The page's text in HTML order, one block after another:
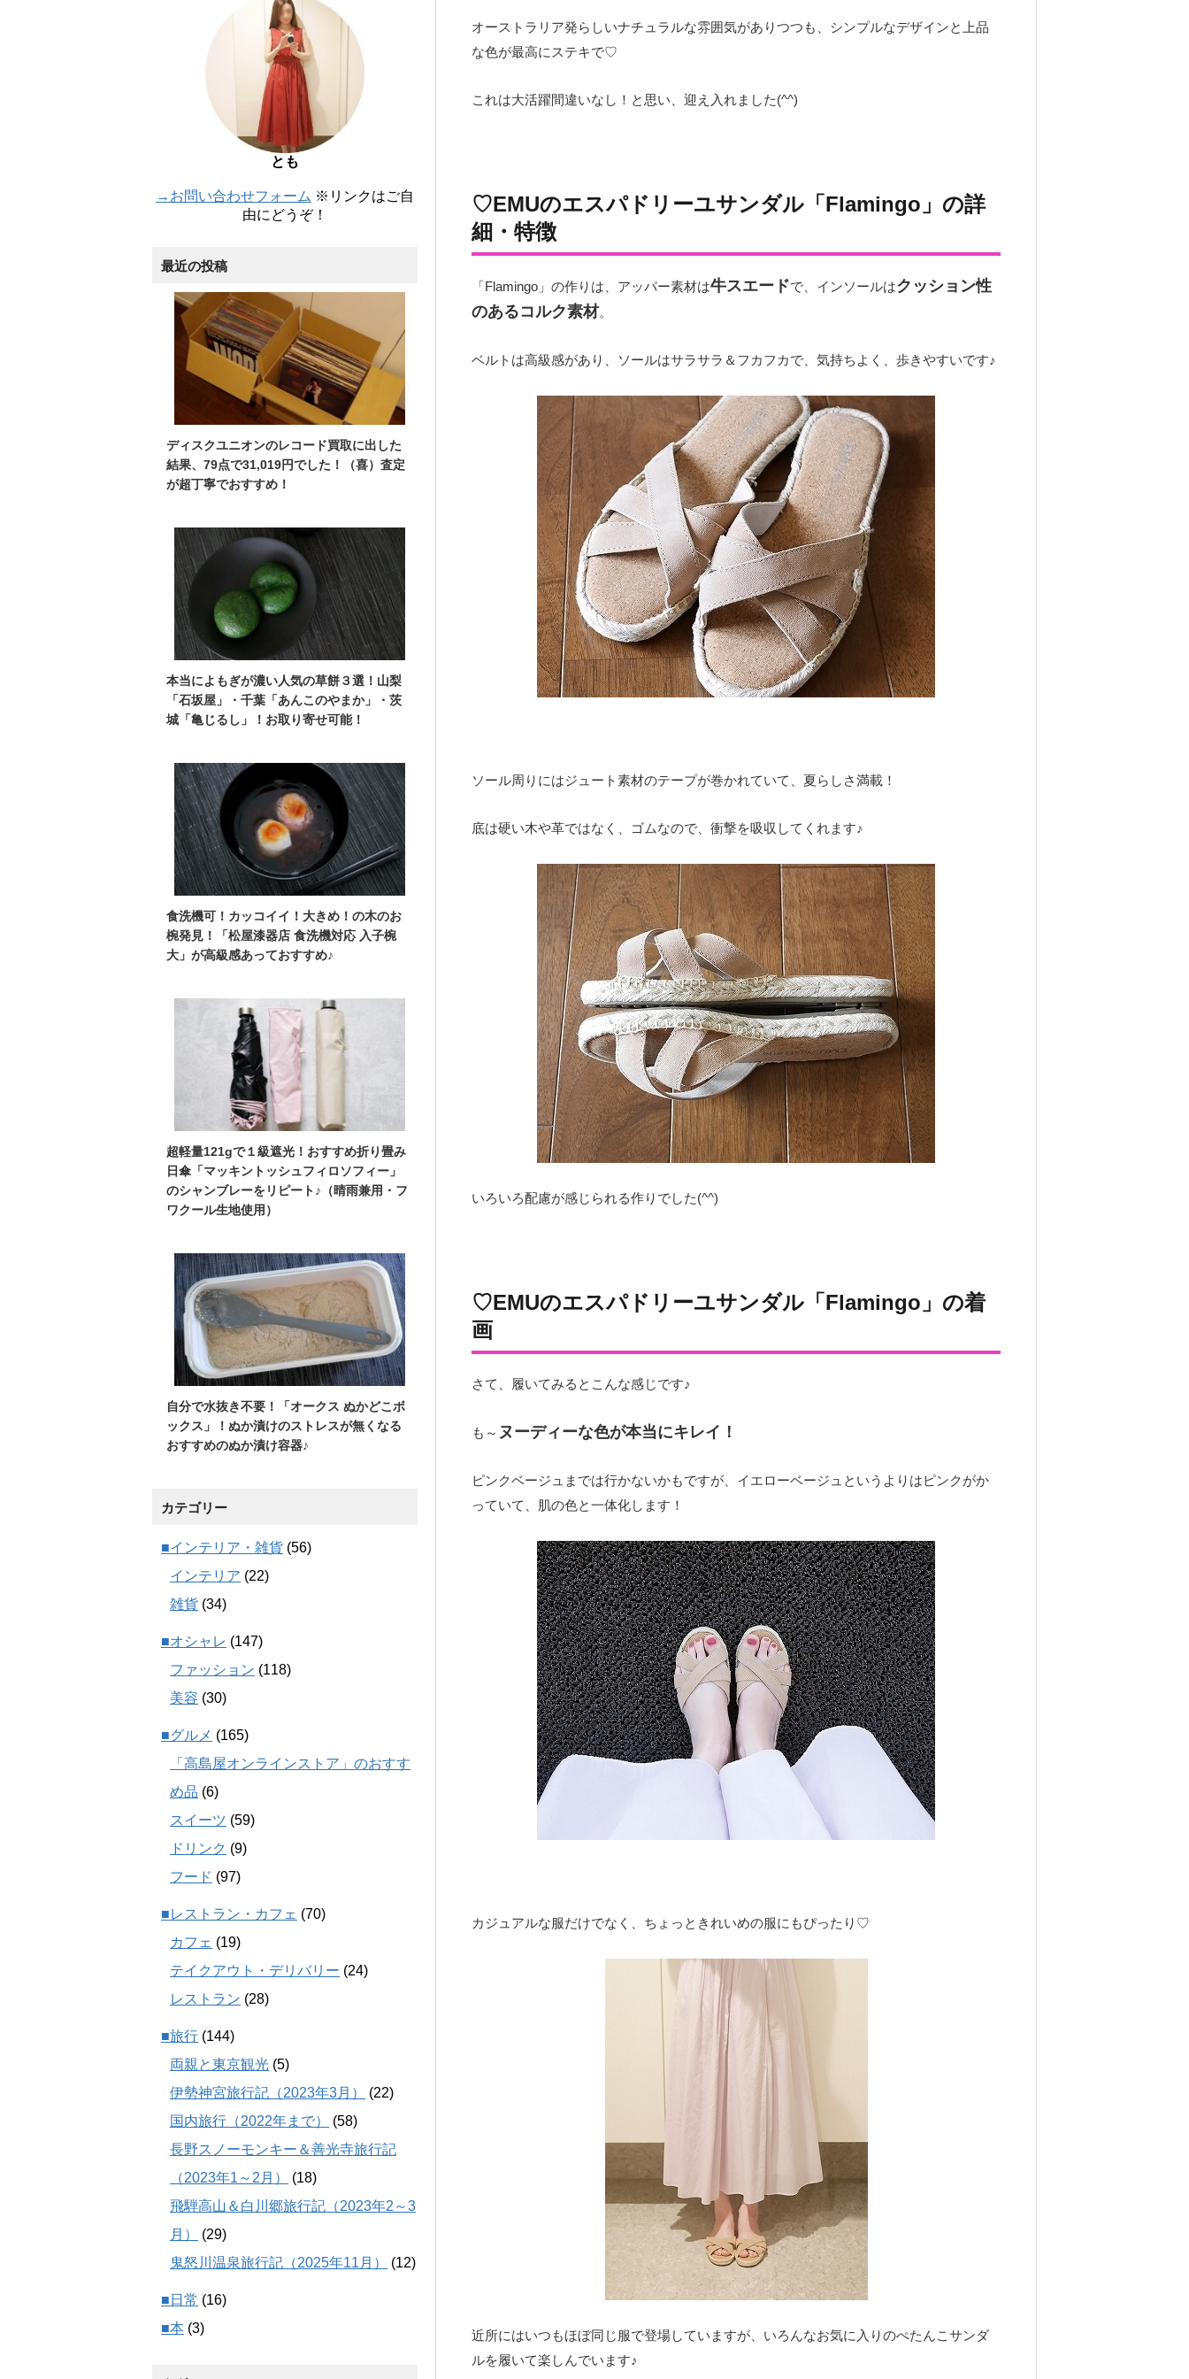
オーストラリア発らしいナチュラルな雰囲気がありつつも、シンプルなデザインと上品
な色が最高にステキで♡
これは大活躍間違いなし！と思い、迎え入れました(^^)
♡EMUのエスパドリーユサンダル「Flamingo」の詳
細・特徴
「Flamingo」の作りは、アッパー素材は牛スエードで、インソールはクッション性
のあるコルク素材。
ベルトは高級感があり、ソールはサラサラ＆フカフカで、気持ちよく、歩きやすいです♪
ソール周りにはジュート素材のテープが巻かれていて、夏らしさ満載！
底は硬い木や革ではなく、ゴムなので、衝撃を吸収してくれます♪
いろいろ配慮が感じられる作りでした(^^)
♡EMUのエスパドリーユサンダル「Flamingo」の着
画
さて、履いてみるとこんな感じです♪
も～ ヌーディーな色が本当にキレイ！
ピンクベージュまでは行かないかもですが、イエローベージュというよりはピンクがか
っていて、肌の色と一体化します！
カジュアルな服だけでなく、ちょっときれいめの服にもぴったり♡
近所にはいつもほぼ同じ服で登場していますが、いろんなお気に入りのぺたんこサンダ
ルを履いて楽しんでいます♪
とも
→お問い合わせフォーム ※リンクはご自
由にどうぞ！
最近の投稿
ディスクユニオンのレコード買取に出した
結果、79点で31,019円でした！（喜）査定
が超丁寧でおすすめ！
本当によもぎが濃い人気の草餅３選！山梨
「石坂屋」・千葉「あんこのやまか」・茨
城「亀じるし」！お取り寄せ可能！
食洗機可！カッコイイ！大きめ！の木のお
椀発見！「松屋漆器店 食洗機対応 入子椀
大」が高級感あっておすすめ♪
超軽量121gで１級遮光！おすすめ折り畳み
日傘「マッキントッシュフィロソフィー」
のシャンブレーをリピート♪（晴雨兼用・フ
ワクール生地使用）
自分で水抜き不要！「オークス ぬかどこボ
ックス」！ぬか漬けのストレスが無くなる
おすすめのぬか漬け容器♪
カテゴリー
■インテリア・雑貨 (56)
インテリア (22)
雑貨 (34)
■オシャレ (147)
ファッション (118)
美容 (30)
■グルメ (165)
「高島屋オンラインストア」のおすす
め品 (6)
スイーツ (59)
ドリンク (9)
フード (97)
■レストラン・カフェ (70)
カフェ (19)
テイクアウト・デリバリー (24)
レストラン (28)
■旅行 (144)
両親と東京観光 (5)
伊勢神宮旅行記（2023年3月）
(22)
国内旅行（2022年まで）
(58)
長野スノーモンキー＆善光寺旅行記
（2023年1～2月）
(18)
飛騨高山＆白川郷旅行記（2023年2～3
月）
(29)
鬼怒川温泉旅行記（2025年11月）
(12)
■日常 (16)
■本 (3)